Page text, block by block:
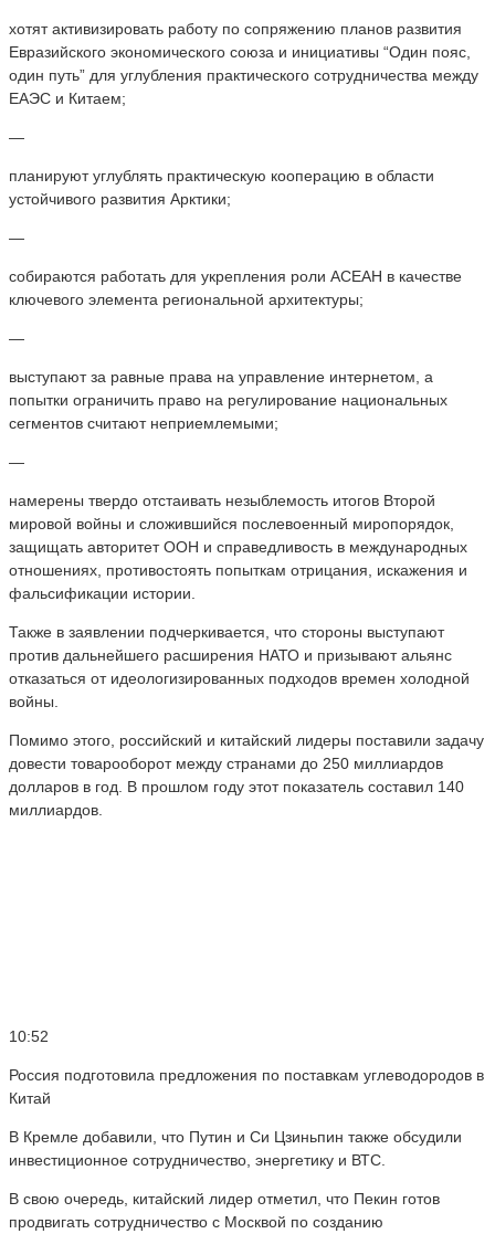
хотят активизировать работу по сопряжению планов развития
Евразийского экономического союза и инициативы “Один пояс,
один путь” для углубления практического сотрудничества между
ЕАЭС и Китаем;
—
планируют углублять практическую кооперацию в области
устойчивого развития Арктики;
—
собираются работать для укрепления роли АСЕАН в качестве
ключевого элемента региональной архитектуры;
—
выступают за равные права на управление интернетом, а
попытки ограничить право на регулирование национальных
сегментов считают неприемлемыми;
—
намерены твердо отстаивать незыблемость итогов Второй
мировой войны и сложившийся послевоенный миропорядок,
защищать авторитет ООН и справедливость в международных
отношениях, противостоять попыткам отрицания, искажения и
фальсификации истории.
Также в заявлении подчеркивается, что стороны выступают
против дальнейшего расширения НАТО и призывают альянс
отказаться от идеологизированных подходов времен холодной
войны.
Помимо этого, российский и китайский лидеры поставили задачу
довести товарооборот между странами до 250 миллиардов
долларов в год. В прошлом году этот показатель составил 140
миллиардов.
10:52
Россия подготовила предложения по поставкам углеводородов в
Китай
В Кремле добавили, что Путин и Си Цзиньпин также обсудили
инвестиционное сотрудничество, энергетику и ВТС.
В свою очередь, китайский лидер отметил, что Пекин готов
продвигать сотрудничество с Москвой по созданию